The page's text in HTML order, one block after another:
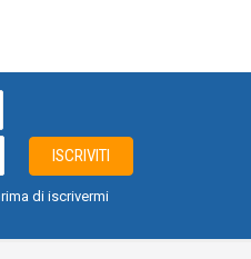
ISCRIVITI
di iscrivermi